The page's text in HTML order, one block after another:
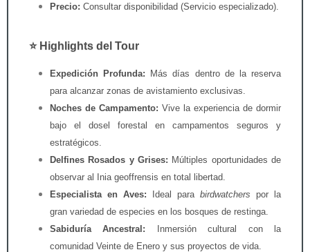
Precio: Consultar disponibilidad (Servicio especializado).
⭐ Highlights del Tour
Expedición Profunda: Más días dentro de la reserva
para alcanzar zonas de avistamiento exclusivas.
Noches de Campamento: Vive la experiencia de dormir
bajo el dosel forestal en campamentos seguros y
estratégicos.
Delfines Rosados y Grises: Múltiples oportunidades de
observar al Inia geoffrensis en total libertad.
Especialista en Aves: Ideal para birdwatchers por la
gran variedad de especies en los bosques de restinga.
Sabiduría Ancestral: Inmersión cultural con la
comunidad Veinte de Enero y sus proyectos de vida.